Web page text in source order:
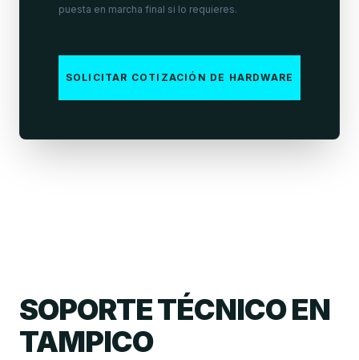
puesta en marcha final si lo requieres.
SOLICITAR COTIZACIÓN DE HARDWARE
SOPORTE TÉCNICO EN
TAMPICO